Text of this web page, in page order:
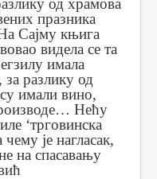
од храмова
празника
Сајму књига
видела се та
имала
разлику од
имали вино,
Нећу
‘трговинска
је нагласак,
на спасавању